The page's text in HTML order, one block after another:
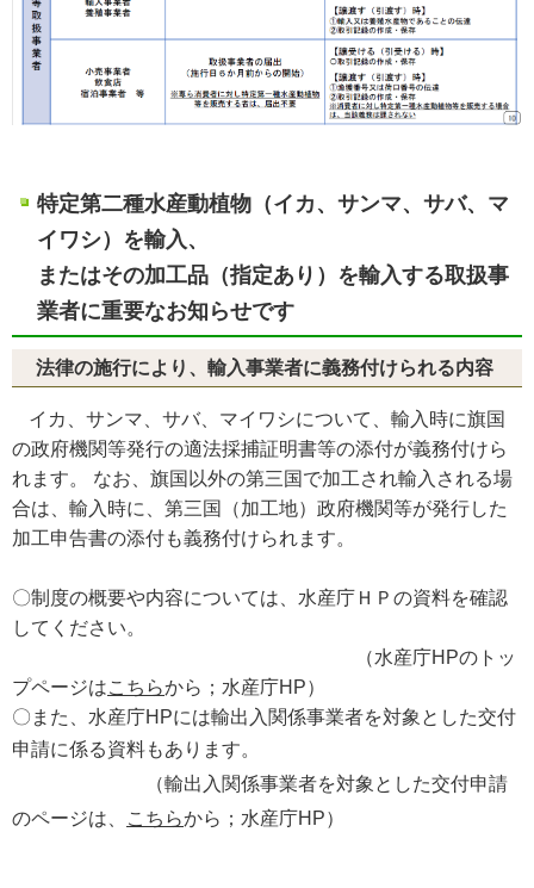
特定第二種水産動植物（イカ、サンマ、サバ、マ
イワシ） を輸入、
またはその加工品（指定あり）を輸入する取扱事
業者に重要なお知らせです
法律の施行により、輸入事業者に義務付けられる内容
イカ、サンマ、サバ、マイワシについて、輸入時に旗国
の政府機関等発行の適法採捕証明書等の添付が義務付けら
れます。 なお、旗国以外の第三国で加工され輸入される場
合は、輸入時に、第三国（加工地）政府機関等が発行した
加工申告書の添付も義務付けられます。
〇制度の概要や内容については、水産庁ＨＰの資料を確認
してください。
（水産庁HPのトッ
プページはこちらから；水産庁HP）
〇また、水産庁HPには輸出入関係事業者を対象とした交付
申請に係る資料もあります。
（輸出入関係事業者を対象とした交付申請
のページは、
こちらから；水産庁HP）